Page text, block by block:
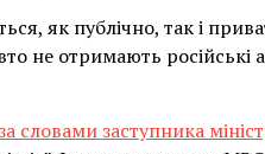
як публічно, так і
не отримають російські
словами заступника